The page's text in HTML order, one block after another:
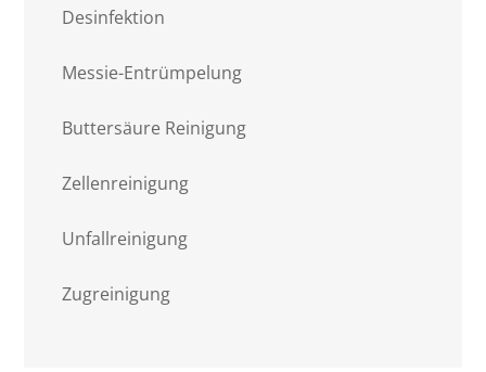
Desinfektion
Messie-Entrümpelung
Buttersäure Reinigung
Zellenreinigung
Unfallreinigung
Zugreinigung